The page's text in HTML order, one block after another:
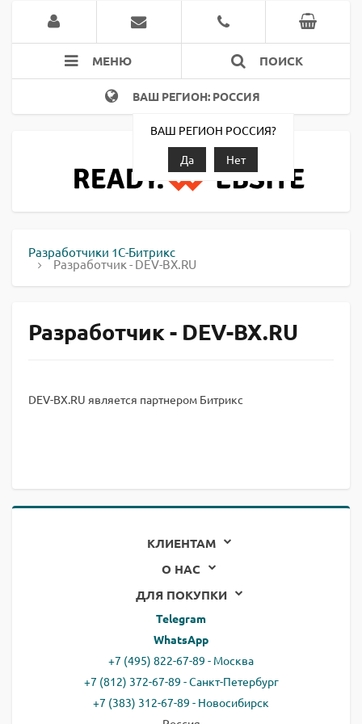
МЕНЮ ПОИСК
ВАШ РЕГИОН: РОССИЯ
ВАШ РЕГИОН РОССИЯ?
Да
Нет
Разработчики 1С-Битрикс
Разработчик - DEV-BX.RU
Разработчик - DEV-BX.RU
DEV-BX.RU является партнером Битрикс
КЛИЕНТАМ
О НАС
ДЛЯ ПОКУПКИ
Telegram
WhatsApp
+7 (495) 822-67-89 - Москва
+7 (812) 372-67-89 - Санкт-Петербург
+7 (383) 312-67-89 - Новосибирск